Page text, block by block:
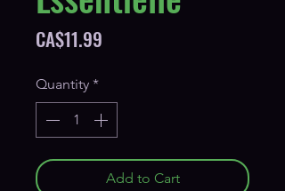
CA$11.99
Quantity *
Add to Cart